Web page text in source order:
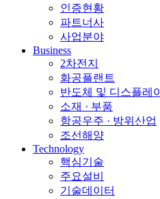
인증현황
파트너사
사업분야
Business
2차전지
화공플랜트
반도체 및 디스플레이
소재 · 부품
항공우주 · 방위산업
조선해양
Technology
핵심기술
주요설비
기술데이터